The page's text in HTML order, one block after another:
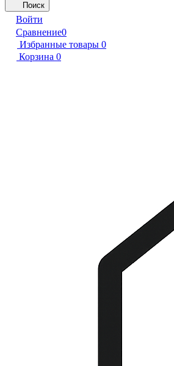
Поиск
Войти
Сравнение0
Избранные товары 0
Корзина 0